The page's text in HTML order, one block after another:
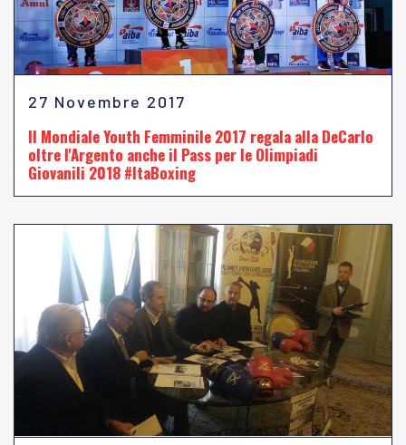
27 Novembre 2017
Il Mondiale Youth Femminile 2017 regala alla DeCarlo
oltre l'Argento anche il Pass per le Olimpiadi
Giovanili 2018 #ItaBoxing